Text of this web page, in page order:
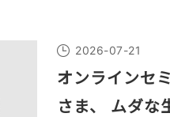
2026-07-21
オンラインセ
さま、 ムダな